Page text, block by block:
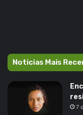
Noticias Mais
7